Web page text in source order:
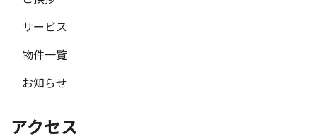
サービス
物件一覧
お知らせ
アクセス